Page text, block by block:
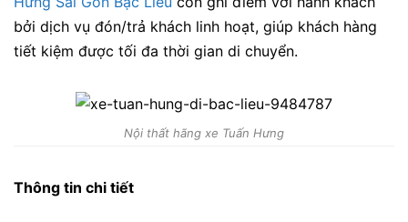
bởi dịch vụ đón/trả khách linh hoạt, giúp khách hàng
tiết kiệm được tối đa thời gian di chuyển.
Nội thất hãng xe Tuấn Hưng
Thông tin chi tiết